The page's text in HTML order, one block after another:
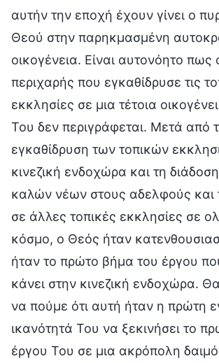
αυτήν την εποχή έχουν γίνει ο
Θεού στην παρηκμασμένη
οικογένεια. Είναι αυτονόητο
περιχαρής που εγκαθίδρυσε τις
εκκλησίες σε μια τέτοια
Του δεν περιγράφεται. Μετά από
εγκαθίδρυση των τοπικών
κινεζική ενδοχώρα και τη
καλών νέων στους αδελφούς και
σε άλλες τοπικές εκκλησίες σε
κόσμο, ο Θεός ήταν
ήταν το πρώτο βήμα του έργου
κάνει στην κινεζική ενδοχώρα.
να πούμε ότι αυτή ήταν η πρώτη
ικανότητά Του να ξεκινήσει το
έργου Του σε μια ακρόπολη